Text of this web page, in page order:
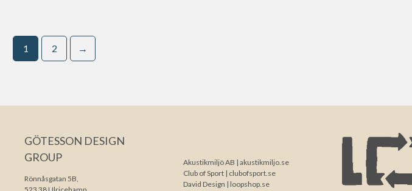
1 2 →
GÖTESSON DESIGN
GROUP
Rönnåsgatan 5B,
Akustikmiljö AB | akustikmiljo.se
Club of Sport | clubofsport.se
David Design | loopshop.se